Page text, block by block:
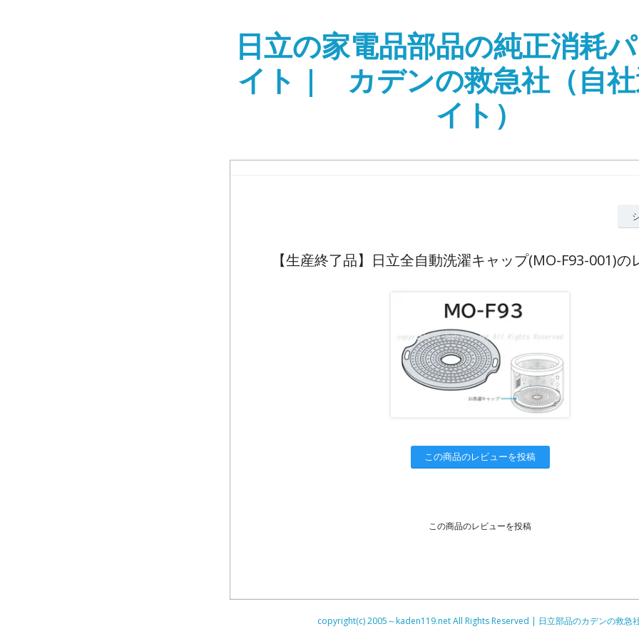
日立の家電品部品の純正消耗
イト | カデンの救急社（自
イト）
【生産終了品】日立全自動洗濯キャップ(MO-F93-001)の
この商品のレビューを投稿
この商品のレビューを投稿
copyright(c) 2005～kaden119.net All Rights Reserved | 日立部品のカデンの救急